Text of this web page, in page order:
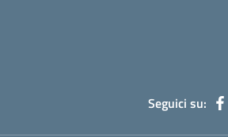
Seguici su: